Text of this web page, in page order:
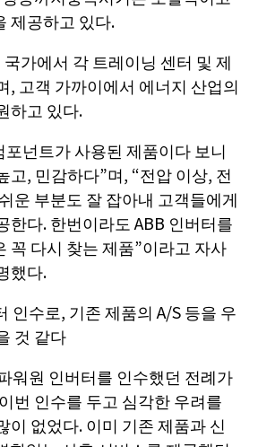
제공하고 있다.
가에서 각 트레이닝 센터 및 제
, 고객 가까이에서 에너지 산업의
하고 있다.
포넌트가 사용된 제품이다 보니
고, 민감하다”며, “전압 이상, 전
운 부분도 잘 잡아내 고객들에게
한다. 한번이라도 ABB 인버터를
꼭 다시 찾는 제품”이라고 자사
했다.
인수로, 기존 제품의 A/S 등을 우
것 같다
워원 인버터를 인수했던 전례가
번 인수를 두고 심각한 우려를
이 없었다. 이미 기존 제품과 신